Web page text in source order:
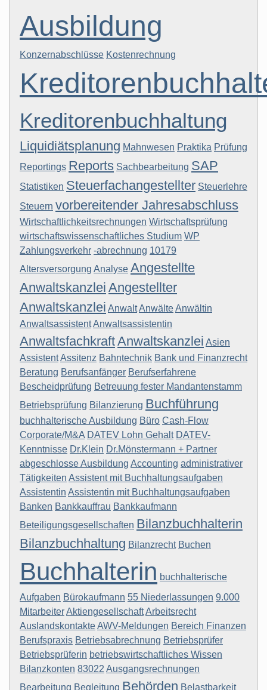
Ausbildung
Konzernabschlüsse Kostenrechnung
Kreditorenbuchhaltung
Liquidiätsplanung Mahnwesen Praktika Prüfung
Reportings Reports Sachbearbeitung SAP
Statistiken Steuerfachangestellter Steuerlehre
Steuern vorbereitender Jahresabschluss
Wirtschaftlichkeitsrechnungen Wirtschaftsprüfung
wirtschaftswissenschaftliches Studium WP
Zahlungsverkehr -abrechnung 10179
Altersversorgung Analyse Angestellte
Anwaltskanzlei Angestellter
Anwaltskanzlei AnwaltAnwälteAnwältin
AnwaltsassistentAnwaltsassistentin
AnwaltsfachkraftAnwaltskanzlei Asien
AssistentAssitenz Bahntechnik Bank und Finanzrecht
Beratung Berufsanfänger Berufserfahrene
Bescheidprüfung Betreuung fester Mandantenstamm
Betriebsprüfung Bilanzierung Buchführung
buchhalterische Ausbildung Büro Cash-Flow
Corporate/M&A DATEV Lohn Gehalt DATEV-
Kenntnisse Dr.Klein Dr.Mönstermann + Partner
abgeschlosse Ausbildung Accounting administrativer
Tätigkeiten Assistent mit Buchhaltungsaufgaben
Assistentin Assistentin mit Buchhaltungsaufgaben
Banken Bankkauffrau Bankkaufmann
Beteiligungsgesellschaften Bilanzbuchhalterin
Bilanzbuchhaltung Bilanzrecht Buchen
Buchhalterin buchhalterische
Aufgaben Bürokaufmann 55 Niederlassungen 9.000
MitarbeiterAktiengesellschaftArbeitsrecht
AuslandskontakteAWV-Meldungen Bereich Finanzen
Berufspraxis Betriebsabrechnung Betriebsprüfer
Betriebsprüferin betriebswirtschaftliches Wissen
Bilanzkonten 83022 Ausgangsrechnungen
Bearbeitung Begleitung Behörden Belastbarkeit